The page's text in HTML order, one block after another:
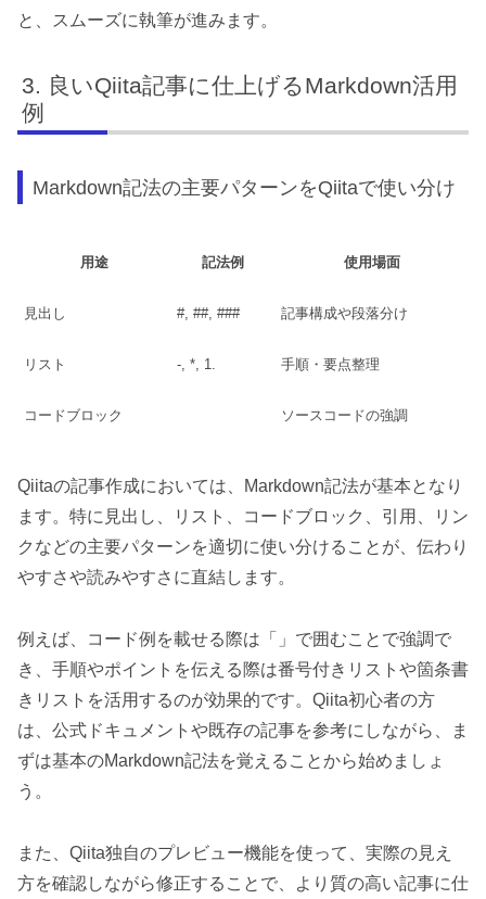
と、スムーズに執筆が進みます。
良いQiita記事に仕上げるMarkdown活用
例
Markdown記法の主要パターンをQiitaで使い分け
用途 記法例 使用場面
見出し #, ##, ### 記事構成や段落分け
リスト -, *, 1. 手順・要点整理
コードブロック ソースコードの強調
Qiitaの記事作成においては、Markdown記法が基本となり
ます。特に見出し、リスト、コードブロック、引用、リン
クなどの主要パターンを適切に使い分けることが、伝わり
やすさや読みやすさに直結します。
例えば、コード例を載せる際は「」で囲むことで強調で
き、手順やポイントを伝える際は番号付きリストや箇条書
きリストを活用するのが効果的です。Qiita初心者の方
は、公式ドキュメントや既存の記事を参考にしながら、ま
ずは基本のMarkdown記法を覚えることから始めましょ
う。
また、Qiita独自のプレビュー機能を使って、実際の見え
方を確認しながら修正することで、より質の高い記事に仕